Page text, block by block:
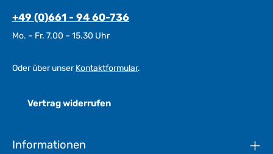
+49 (0)661 - 94 60-736
Mo. – Fr. 7.00 – 15.30 Uhr
Oder über unserKontaktformular.
Vertrag widerrufen
Informationen